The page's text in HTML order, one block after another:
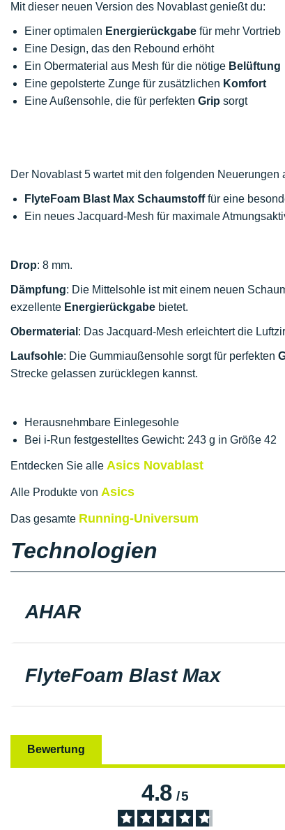
Mit dieser neuen Version des Novablast genießt du:
Einer optimalen Energierückgabe für mehr Vortrieb
Eine Design, das den Rebound erhöht
Ein Obermaterial aus Mesh für die nötige Belüftung
Eine gepolsterte Zunge für zusätzlichen Komfort
Eine Außensohle, die für perfekten Grip sorgt
Der Novablast 5 wartet mit den folgenden Neuerungen
FlyteFoam Blast Max Schaumstofffür eine
Ein neues Jacquard-Mesh für maximale
Drop: 8 mm.
Dämpfung: Die Mittelsohle ist mit einem neuen
exzellente Energierückgabe bietet.
Obermaterial : Das Jacquard-Mesh erleichtert die
Laufsohle: Die Gummiaußensohle sorgt für perfekten
Strecke gelassen zurücklegen kannst.
Herausnehmbare Einlegesohle
Bei i-Run festgestelltes Gewicht: 243 g in Größe 42
Entdecken Sie alle Asics Novablast
Alle Produkte von Asics
Das gesamte Running-Universum
Technologien
AHAR
FlyteFoam Blast Max
Bewertung
4.8/5